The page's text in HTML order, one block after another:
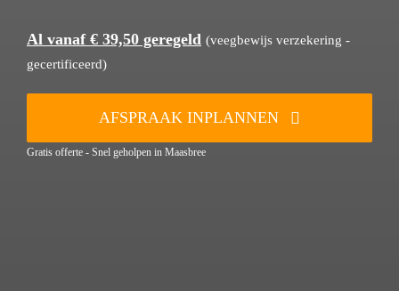
Al vanaf € 39,50 geregeld (veegbewijs verzekering -
gecertificeerd)
AFSPRAAK INPLANNEN
Gratis offerte - Snel geholpen in Maasbree